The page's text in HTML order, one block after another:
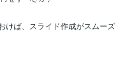
けば、スライド作成がスムーズ